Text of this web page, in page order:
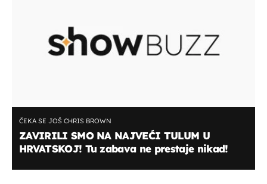
ČEKA SE JOŠ CHRIS BROWN
ZAVIRILI SMO NA NAJVEĆI TULUM U
HRVATSKOJ! Tu zabava ne prestaje nikad!